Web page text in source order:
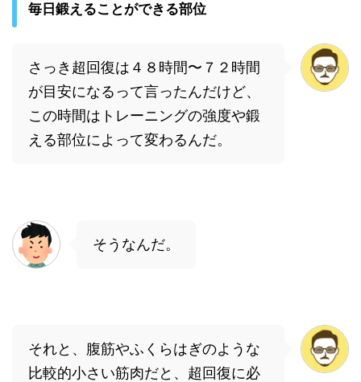
毎日鍛えることができる部位
さっき超回復は４８時間〜７２時間
が目安になるって言ったんだけど、
この時間はトレーニングの強度や鍛
える部位によって変わるんだ。
そうなんだ。
それと、腹筋やふくらはぎのような
比較的小さい筋肉だと、超回復に必